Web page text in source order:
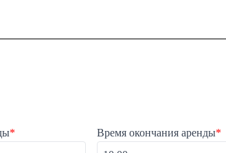
* Время окончания аренды*